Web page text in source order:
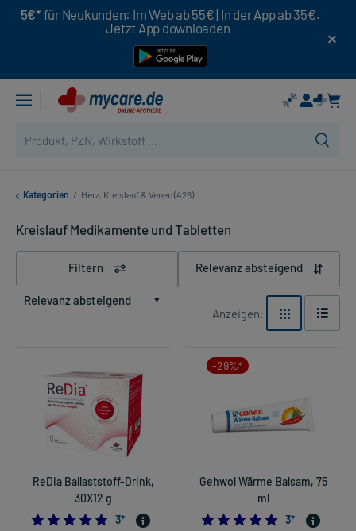
5€* für Neukunden: Im Web ab 55€ | In der App ab 35€.
Jetzt App downloaden
Kategorien / Herz, Kreislauf & Venen (426)
Kreislauf Medikamente und Tabletten
Filtern Relevanz absteigend
Relevanz absteigend
Anzeigen:
ReDia Ballaststoff-Drink,
30X12 g
5.0
3*
-29%*
Gehwol Wärme Balsam, 75
ml
5.0
3*